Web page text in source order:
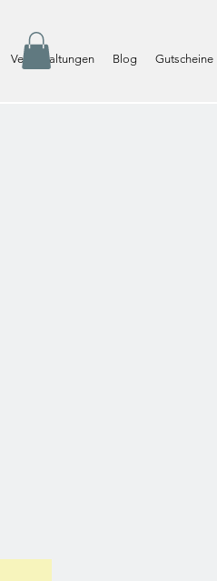
Veranstaltungen Blog Gutscheine